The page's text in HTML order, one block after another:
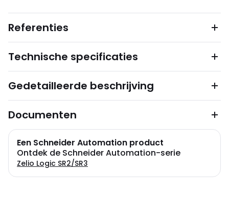
Referenties
Technische specificaties
Gedetailleerde beschrijving
Documenten
Een Schneider Automation product
Ontdek de Schneider Automation-serie
Zelio Logic SR2/SR3